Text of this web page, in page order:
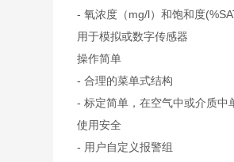
- 氧浓度（mg/l）和饱和度
用于模拟或数字传感器
操作简单
- 合理的菜单式结构
- 标定简单，在空气中或介质中
使用安全
- 用户自定义报警组